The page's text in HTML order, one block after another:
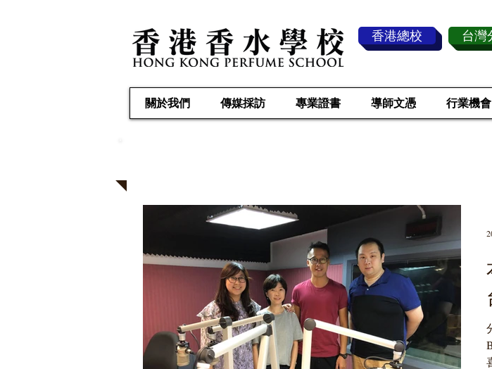
香港總校 台灣
關於我們 傳媒採訪 專業證書 導師文憑 行業機會